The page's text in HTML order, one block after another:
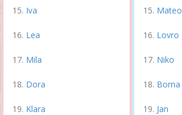
Iva
Lea
Mila
Dora
Klara
Mateo
Lovro
Niko
Borna
Jan